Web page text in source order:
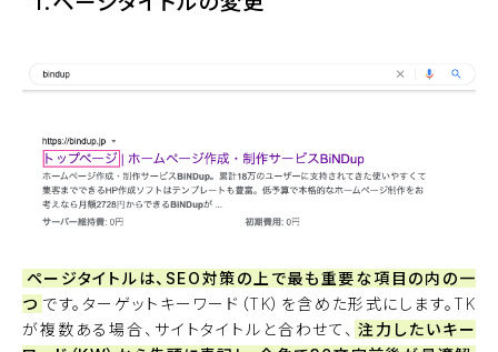
ページタイトルは、SEO対策の上で最も重要な項目の内の一
つ です。ターゲットキーワード（TK）を含めた形式にします。TK
が複数ある場合、サイトタイトルと合わせて、 注力したいキー